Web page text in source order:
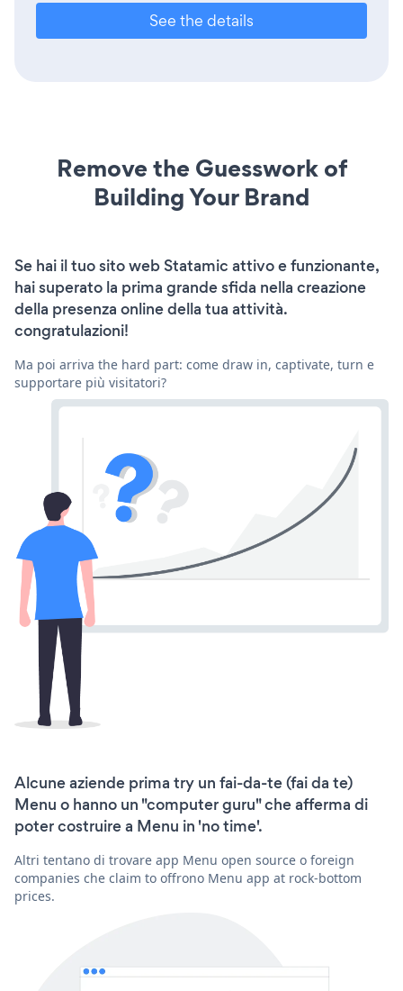
See the details
Remove the Guesswork of
Building Your Brand
Se hai il tuo sito web Statamic attivo e funzionante,
hai superato la prima grande sfida nella creazione
della presenza online della tua attività.
congratulazioni!
Ma poi arriva the hard part: come draw in, captivate, turn e
supportare più visitatori?
Alcune aziende prima try un fai-da-te (fai da te)
Menu o hanno un "computer guru" che afferma di
poter costruire a Menu in 'no time'.
Altri tentano di trovare app Menu open source o foreign
companies che claim to offrono Menu app at rock-bottom
prices.